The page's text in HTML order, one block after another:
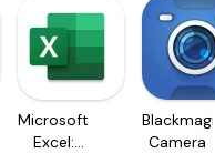
Microsoft
Excel:
Blackmagic
Camera